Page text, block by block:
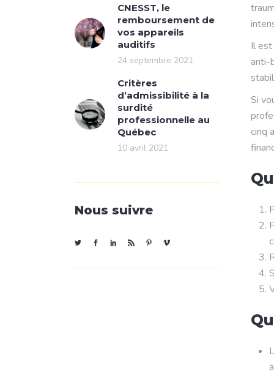
Il est
anti-
Si
cinq
CNESST, le
remboursement de
vos appareils
auditifs
24 septembre 2021
Critères
d’admissibilité à la
surdité
professionnelle au
Québec
10 avril 2021
Nous suivre